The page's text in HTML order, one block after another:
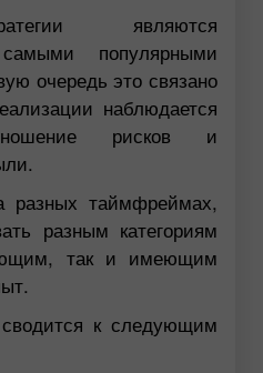
являются
популярными
очередь это связано
наблюдается
рисков и
разных таймфреймах,
разным категориям
так и имеющим
к следующим